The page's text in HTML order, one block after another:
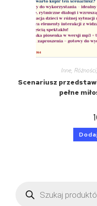
Inne, Różności,
Scenariusz
pełne